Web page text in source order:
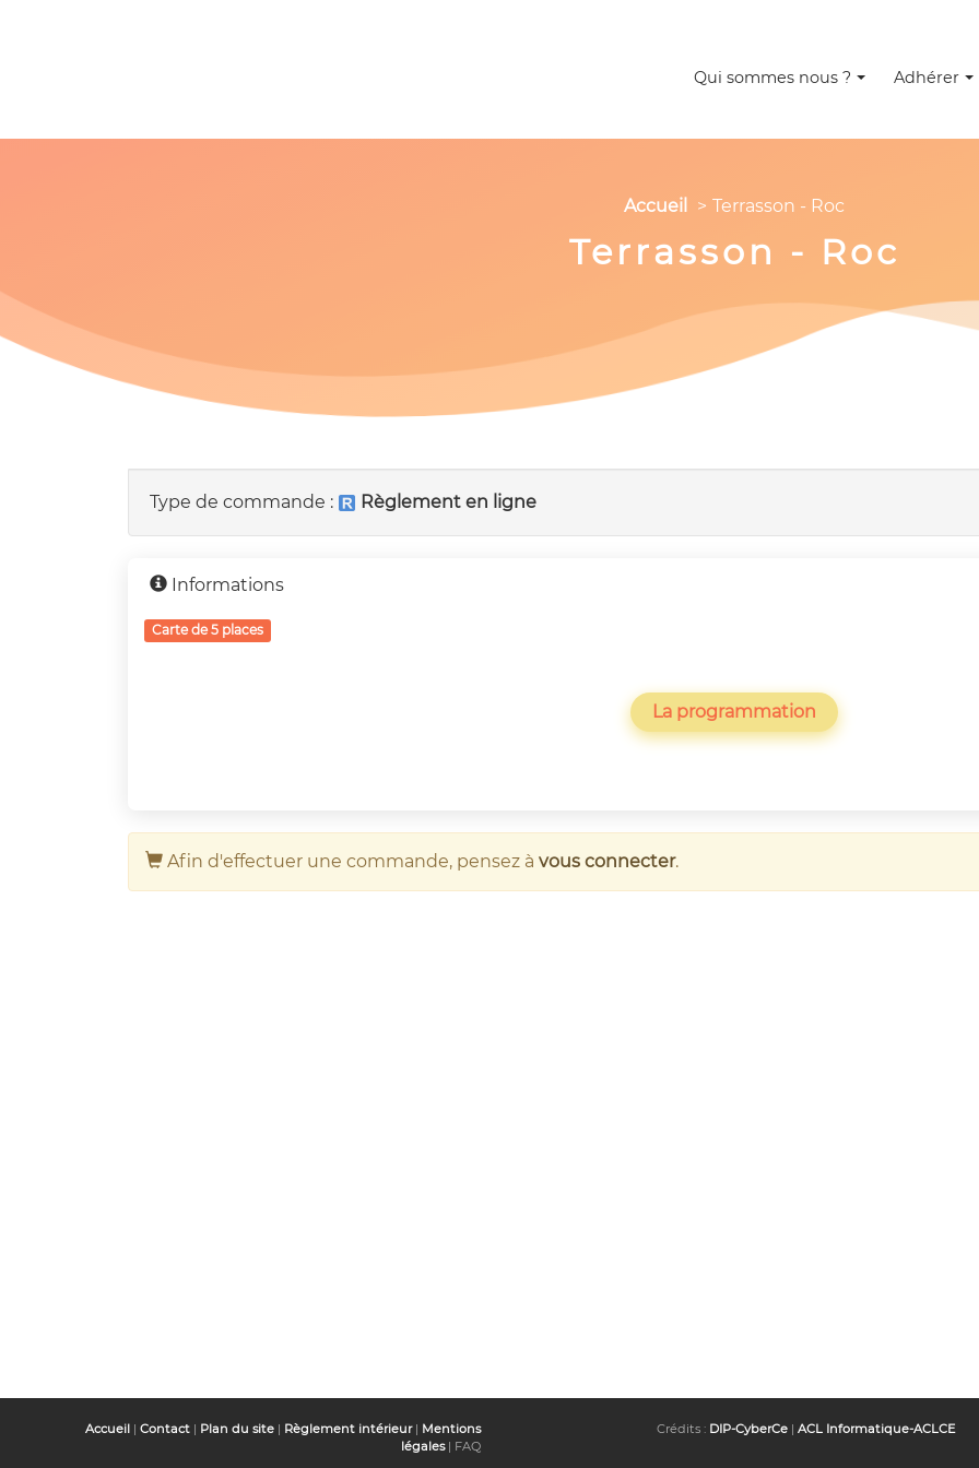
Qui sommes nous ? Adhérer
Accueil Terrasson - Roc
Terrasson - Roc
Type de commande : Règlement en ligne
Informations
Carte de 5 places
La programmation
Afin d'effectuer une commande, pensez à vous connecter.
Accueil| Contact| Plan du site| Règlement intérieur| Mentions
légales| FAQ
Crédits : DIP-CyberCe |ACL Informatique-ACLCE